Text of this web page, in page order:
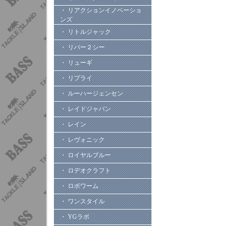
・ リアクションイノベーショ
ンズ
・ リトルジャック
・ リバー２シー
・ リューギ
・ リプライ
・ ルーハージェンセン
・ レイドジャパン
・ レイン
・ レヴォニック
・ ロイヤルブルー
・ ロデオクラフト
・ ロボワーム
・ ワンスタイル
・ YGラボ